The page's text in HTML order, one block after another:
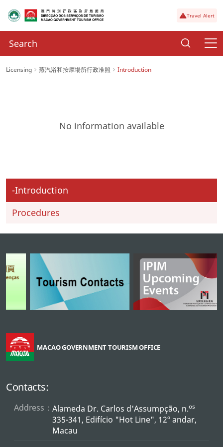
Travel Alert
Licensing 蒸汽浴和按摩場所行政准照 Introduction
No information available
Introduction
Procedures
MACAO GOVERNMENT TOURISM OFFICE
Contacts:
Address： Alameda Dr. Carlos d'Assumpção, n.os
335-341, Edifício "Hot Line", 12º andar,
Macau